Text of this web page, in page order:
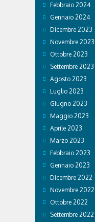
Febbraio 2024
Gennaio 2024
Dicembre 2023
Novembre 2023
Ottobre 2023
Settembre 2023
Agosto 2023
Luglio 2023
Giugno 2023
Maggio 2023
Aprile 2023
Marzo 2023
Febbraio 2023
Gennaio 2023
Dicembre 2022
Novembre 2022
Ottobre 2022
Settembre 2022